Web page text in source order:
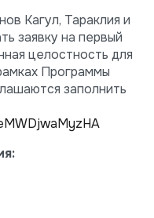
Кагул, Тараклия и
заявку на первый
целостность для
Программы
заполнить